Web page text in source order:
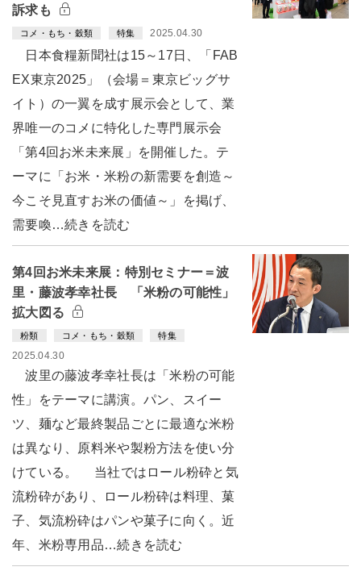
訴求も
コメ・もち・穀類 特集 2025.04.30
日本食糧新聞社は15～17日、「FAB
EX東京2025」（会場＝東京ビッグサ
イト）の一翼を成す展示会として、業
界唯一のコメに特化した専門展示会
「第4回お米未来展」を開催した。テ
ーマに「お米・米粉の新需要を創造～
今こそ見直すお米の価値～」を掲げ、
需要喚…続きを読む
第4回お米未来展：特別セミナー＝波
里・藤波孝幸社長 「米粉の可能性」
拡大図る
粉類 コメ・もち・穀類 特集
2025.04.30
波里の藤波孝幸社長は「米粉の可能
性」をテーマに講演。パン、スイー
ツ、麺など最終製品ごとに最適な米粉
は異なり、原料米や製粉方法を使い分
けている。 当社ではロール粉砕と気
流粉砕があり、ロール粉砕は料理、菓
子、気流粉砕はパンや菓子に向く。近
年、米粉専用品…続きを読む